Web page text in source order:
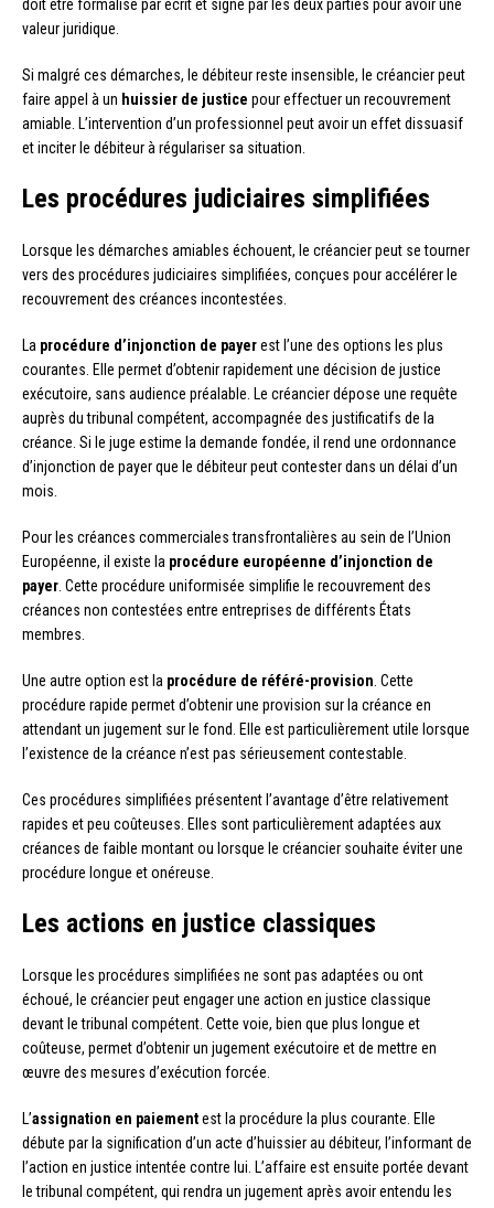
doit être formalisé par écrit et signé par les deux parties pour avoir une
valeur juridique.
Si malgré ces démarches, le débiteur reste insensible, le créancier peut
faire appel à un huissier de justice pour effectuer un recouvrement
amiable. L’intervention d’un professionnel peut avoir un effet dissuasif
et inciter le débiteur à régulariser sa situation.
Les procédures judiciaires simplifiées
Lorsque les démarches amiables échouent, le créancier peut se tourner
vers des procédures judiciaires simplifiées, conçues pour accélérer le
recouvrement des créances incontestées.
La procédure d’injonction de payerest l’une des options les plus
courantes. Elle permet d’obtenir rapidement une décision de justice
exécutoire, sans audience préalable. Le créancier dépose une requête
auprès du tribunal compétent, accompagnée des justificatifs de la
créance. Si le juge estime la demande fondée, il rend une ordonnance
d’injonction de payer que le débiteur peut contester dans un délai d’un
mois.
Pour les créances commerciales transfrontalières au sein de l’Union
Européenne, il existe la procédure européenne d’injonction de
payer . Cette procédure uniformisée simplifie le recouvrement des
créances non contestées entre entreprises de différents États
membres.
Une autre option est la procédure de référé-provision . Cette
procédure rapide permet d’obtenir une provision sur la créance en
attendant un jugement sur le fond. Elle est particulièrement utile lorsque
l’existence de la créance n’est pas sérieusement contestable.
Ces procédures simplifiées présentent l’avantage d’être relativement
rapides et peu coûteuses. Elles sont particulièrement adaptées aux
créances de faible montant ou lorsque le créancier souhaite éviter une
procédure longue et onéreuse.
Les actions en justice classiques
Lorsque les procédures simplifiées ne sont pas adaptées ou ont
échoué, le créancier peut engager une action en justice classique
devant le tribunal compétent. Cette voie, bien que plus longue et
coûteuse, permet d’obtenir un jugement exécutoire et de mettre en
œuvre des mesures d’exécution forcée.
L’assignation en paiementest la procédure la plus courante. Elle
débute par la signification d’un acte d’huissier au débiteur, l’informant de
l’action en justice intentée contre lui. L’affaire est ensuite portée devant
le tribunal compétent, qui rendra un jugement après avoir entendu les